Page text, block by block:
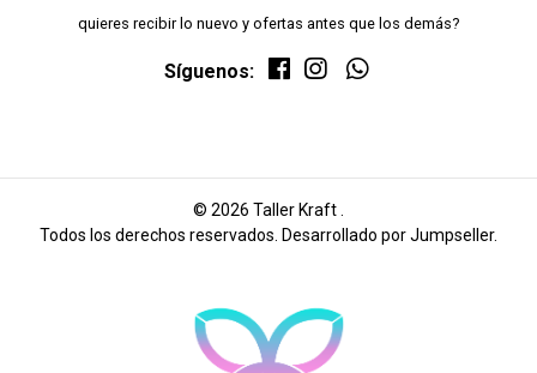
quieres recibir lo nuevo y ofertas antes que los demás?
Síguenos:
© 2026 Taller Kraft .
Todos los derechos reservados. Desarrollado por Jumpseller.